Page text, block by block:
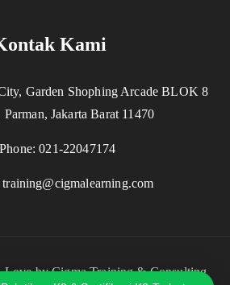
Kami
Garden Shophing Arcade BLOK 8
Jakarta Barat 11470
021-22047174
training@cigmalearning.com
Love by Cigma Training & Consulting